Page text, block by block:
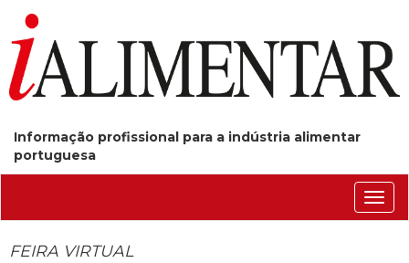
Informação profissional para a indústria alimentar
portuguesa
FEIRA VIRTUAL